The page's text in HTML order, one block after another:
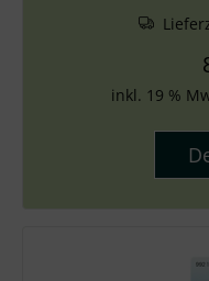
inkl. 19 %